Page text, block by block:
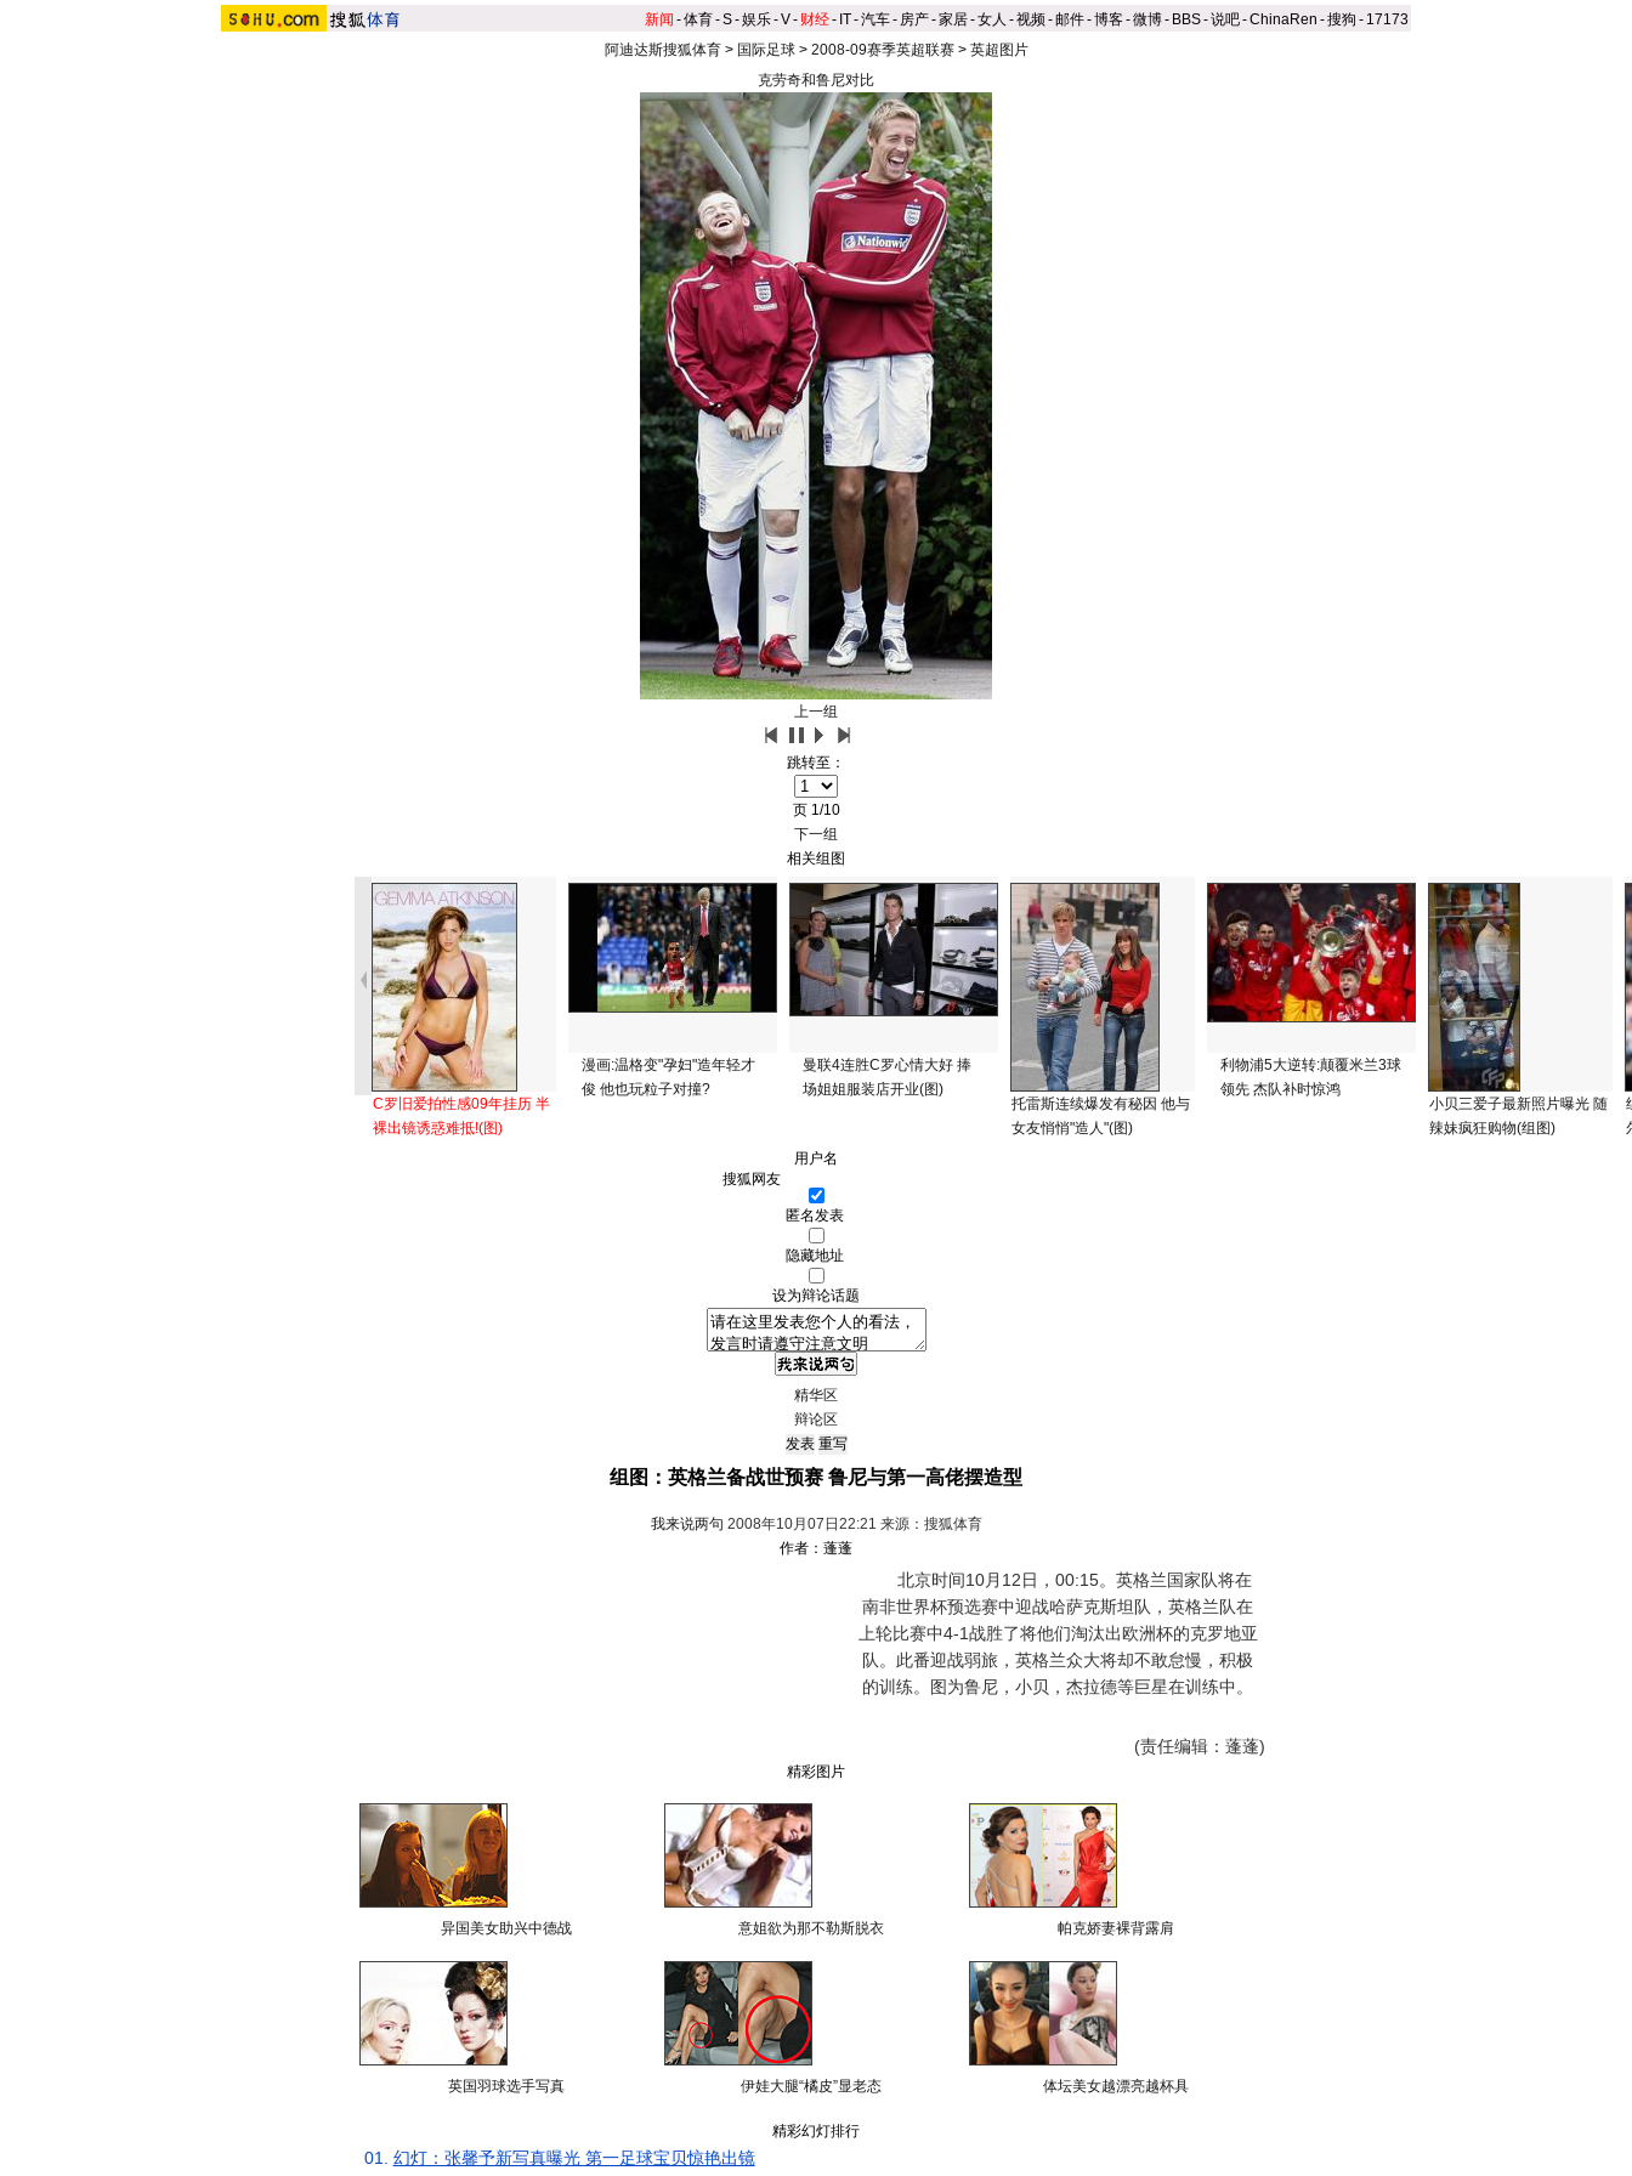
新闻 -体育-S-娱乐-V- 财经- IT-汽车- 房产-家居-女人 -视频-邮件-博客-微博- BBS-说吧-ChinaRen -搜狗 - 17173
阿迪达斯搜狐体育> 国际足球> 2008-09赛季英超联赛> 英超图片
克劳奇和鲁尼对比
上一组
跳转至：
页 1/10
下一组
相关组图
C罗旧爱拍性感09年挂历 半
裸出镜诱惑难抵!(图)
漫画:温格变"孕妇"造年轻才
俊 他也玩粒子对撞?
曼联4连胜C罗心情大好 捧
场姐姐服装店开业(图)
托雷斯连续爆发有秘因 他与
女友悄悄"造人"(图)
利物浦5大逆转:颠覆米兰3球
领先 杰队补时惊鸿
小贝三爱子最新照片曝光 随
辣妹疯狂购物(组图)
用户名
匿名发表
隐藏地址
设为辩论话题
精华区
辩论区
组图：英格兰备战世预赛 鲁尼与第一高佬摆造型
我来说两句 2008年10月07日22:21 来源：搜狐体育
作者：蓬蓬
北京时间10月12日，00:15。英格兰国家队将在
南非世界杯预选赛中迎战哈萨克斯坦队，英格兰队在
上轮比赛中4-1战胜了将他们淘汰出欧洲杯的克罗地亚
队。此番迎战弱旅，英格兰众大将却不敢怠慢，积极
的训练。图为鲁尼，小贝，杰拉德等巨星在训练中。
(责任编辑：蓬蓬)
精彩图片
异国美女助兴中德战 意姐欲为那不勒斯脱衣 帕克娇妻裸背露肩
英国羽球选手写真 伊娃大腿“橘皮”显老态 体坛美女越漂亮越杯具
精彩幻灯排行
01. 幻灯：张馨予新写真曝光 第一足球宝贝惊艳出镜